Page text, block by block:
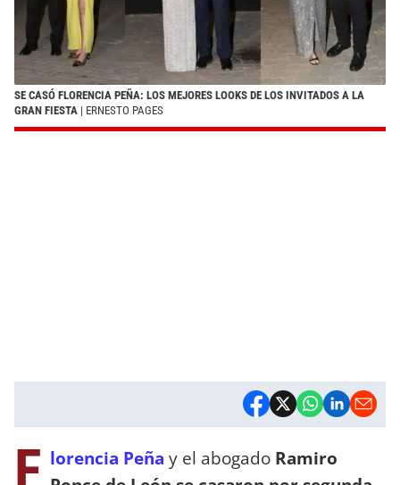
SE CASÓ FLORENCIA PEÑA: LOS MEJORES LOOKS DE LOS INVITADOS A LA
GRAN FIESTA | ERNESTO PAGES
F lorencia Peña y el abogado Ramiro